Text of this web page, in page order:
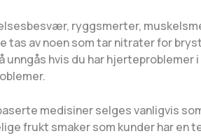
ryggsmerter,
tas av noen som tar nitrater for
hvis du har hjerteproblemer
medisiner selges vanligvis
frukt smaker som kunder har en